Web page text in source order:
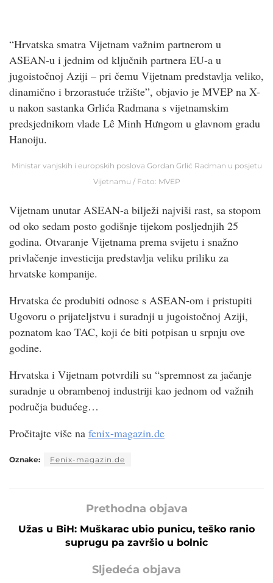
“Hrvatska smatra Vijetnam važnim partnerom u
ASEAN-u i jednim od ključnih partnera EU-a u
jugoistočnoj Aziji – pri čemu Vijetnam predstavlja veliko,
dinamično i brzorastuće tržište”, objavio je MVEP na X-
u nakon sastanka Grlića Radmana s vijetnamskim
predsjednikom vlade Lê Minh Hưngom u glavnom gradu
Hanoiju.
Ministar vanjskih i europskih poslova Gordan Grlić Radman u posjetu
Vijetnamu / Foto: MVEP
Vijetnam unutar ASEAN-a bilježi najviši rast, sa stopom
od oko sedam posto godišnje tijekom posljednjih 25
godina. Otvaranje Vijetnama prema svijetu i snažno
privlačenje investicija predstavlja veliku priliku za
hrvatske kompanije.
Hrvatska će produbiti odnose s ASEAN-om i pristupiti
Ugovoru o prijateljstvu i suradnji u jugoistočnoj Aziji,
poznatom kao TAC, koji će biti potpisan u srpnju ove
godine.
Hrvatska i Vijetnam potvrdili su “spremnost za jačanje
suradnje u obrambenoj industriji kao jednom od važnih
područja budućeg…
Pročitajte više na fenix-magazin.de
Oznake: Fenix-magazin.de
Prethodna objava
Užas u BiH: Muškarac ubio punicu, teško ranio
suprugu pa završio u bolnic
Sljedeća objava